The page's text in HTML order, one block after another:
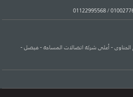
/
01122995568
- أعلى شركة اتصالات المساحة - فيصل -